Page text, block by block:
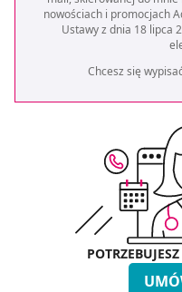
nowościach i promocjach
Ustawy z dnia 18 lipca
Chcesz się